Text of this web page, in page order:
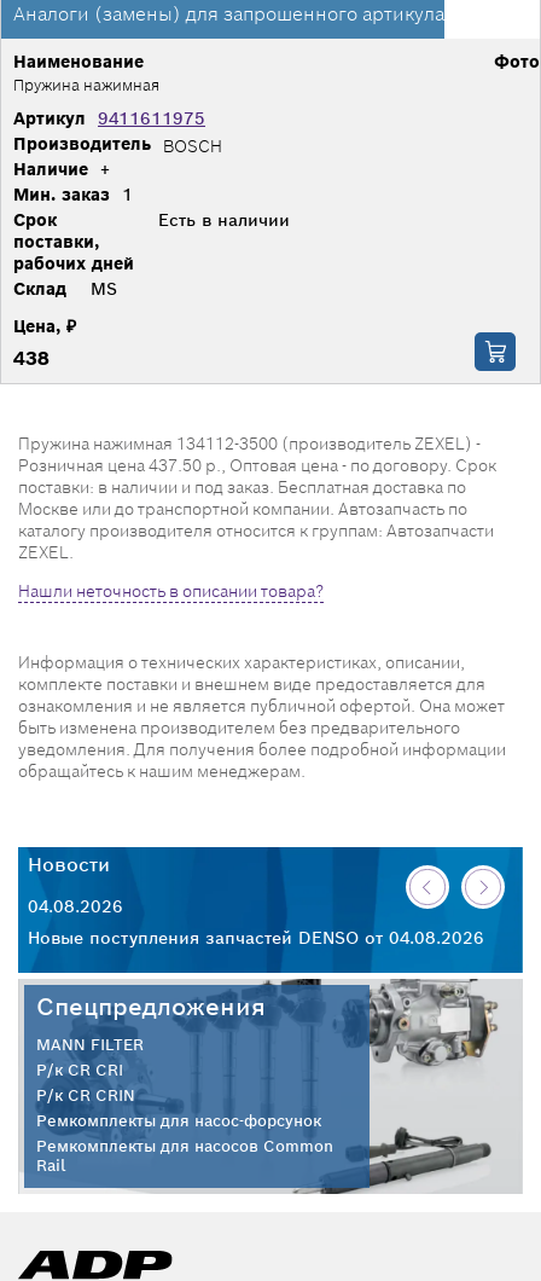
Аналоги (замены) для запрошенного артикула
Фото
Производитель BOSCH
Артикул 9411611975
Наименование
Пружина нажимная
Наличие +
Мин. заказ
1
Срок
поставки,
рабочих дней
Есть в наличии
Склад
MS
Цена, ₽
438
Пружина нажимная 134112-3500 (производитель ZEXEL) -
Розничная цена 437.50 р., Оптовая цена - по договору. Срок
поставки: в наличии и под заказ. Бесплатная доставка по
Москве или до транспортной компании. Автозапчасть по
каталогу производителя относится к группам: Автозапчасти
ZEXEL.
Нашли неточность в описании товара?
Информация о технических характеристиках, описании,
комплекте поставки и внешнем виде предоставляется для
ознакомления и не является публичной офертой. Она может
быть изменена производителем без предварительного
уведомления. Для получения более подробной информации
обращайтесь к нашим менеджерам.
Новости
04.08.2026
Новые поступления запчастей DENSO от 04.08.2026
Спецпредложения
MANN FILTER
Р/к CR CRI
Р/к CR CRIN
Ремкомплекты для насос-форсунок
Ремкомплекты для насосов Common
Rail